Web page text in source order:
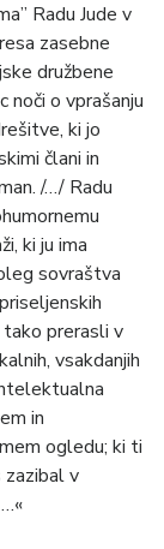
Radu Jude v
zasebne
družbene
noči o vprašanju
ki jo
člani in
/…/ Radu
ki ju ima
sovraštva
prerasli v
vsakdanjih
in
ogledu; ki ti
zazibal v